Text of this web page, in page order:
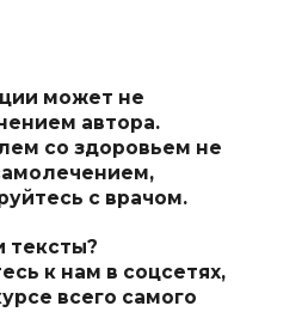
может не
автора.
со здоровьем не
с врачом.
тексты?
к нам в соцсетях,
всего самого